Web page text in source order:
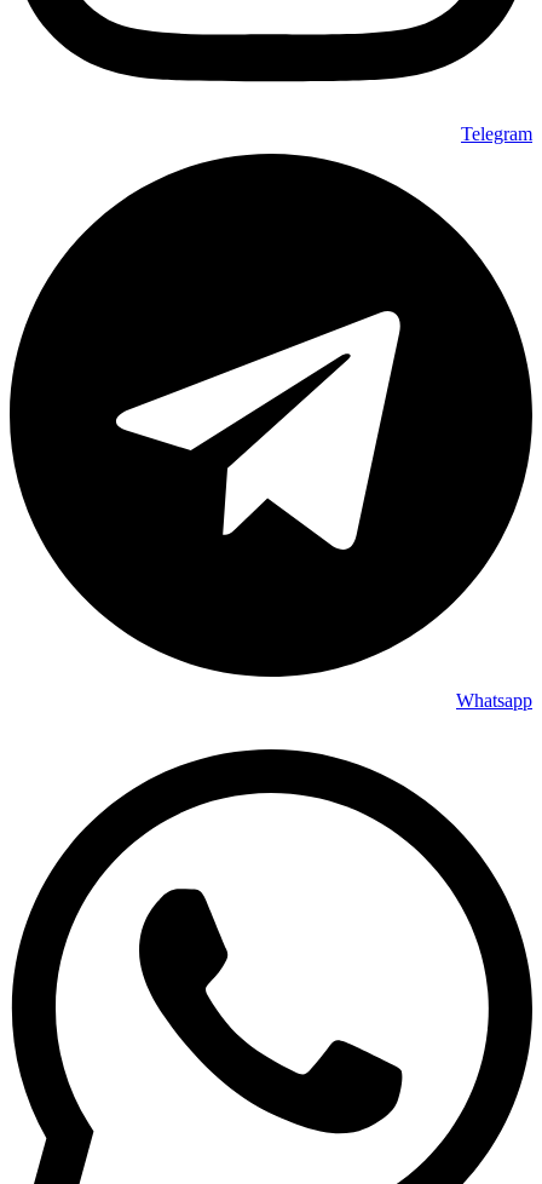
Telegram
Whatsapp